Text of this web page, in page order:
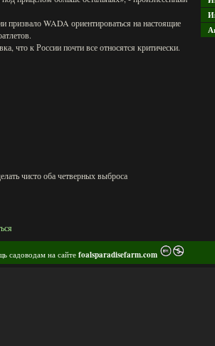
призвало WADA ориентироваться на настоящие
что к России почти все относятся критически.
чисто оба четверных выброса
садоводам на сайтеfoalsparadisefarm.com